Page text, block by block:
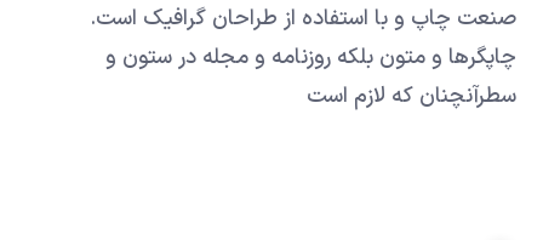
صنعت چاپ و با استفاده از طراحان گرافیک است.
چاپگرها و متون بلکه روزنامه و مجله در ستون و
سطرآنچنان که لازم است